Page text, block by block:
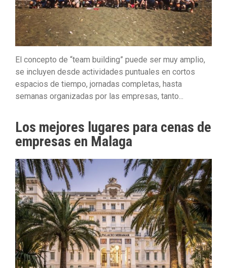
El concepto de “team building” puede ser muy amplio,
se incluyen desde actividades puntuales en cortos
espacios de tiempo, jornadas completas, hasta
semanas organizadas por las empresas, tanto...
Los mejores lugares para cenas de
empresas en Malaga